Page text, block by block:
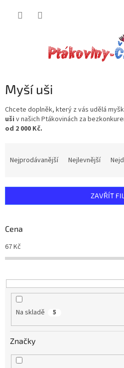
Myší uši
Chcete doplněk, který z vás udělá
uši v našich Ptákovinách za
od 2 000 Kč.
í
r
o
d
u
t
ů
Nejprodávanější Nejlevnější
ZAVŘÍT
Cena
67Kč
Na skladě 5
Značky